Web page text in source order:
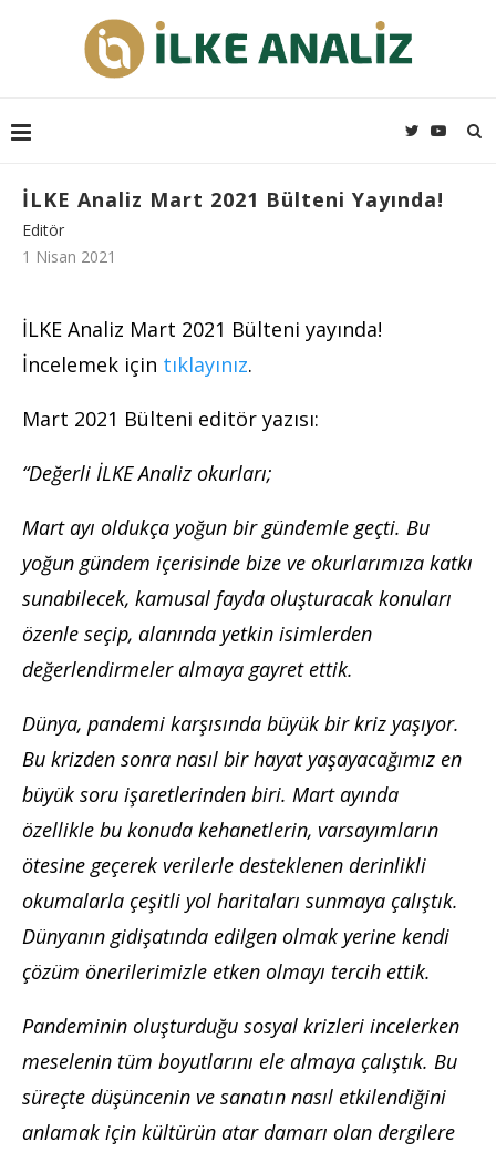
İLKE Analiz Mart 2021 Bülteni Yayında!
Editör
1 Nisan 2021
İLKE Analiz Mart 2021 Bülteni yayında!
İncelemek için tıklayınız.
Mart 2021 Bülteni editör yazısı:
“Değerli İLKE Analiz okurları;
Mart ayı oldukça yoğun bir gündemle geçti. Bu
yoğun gündem içerisinde bize ve okurlarımıza katkı
sunabilecek, kamusal fayda oluşturacak konuları
özenle seçip, alanında yetkin isimlerden
değerlendirmeler almaya gayret ettik.
Dünya, pandemi karşısında büyük bir kriz yaşıyor.
Bu krizden sonra nasıl bir hayat yaşayacağımız en
büyük soru işaretlerinden biri. Mart ayında
özellikle bu konuda kehanetlerin, varsayımların
ötesine geçerek verilerle desteklenen derinlikli
okumalarla çeşitli yol haritaları sunmaya çalıştık.
Dünyanın gidişatında edilgen olmak yerine kendi
çözüm önerilerimizle etken olmayı tercih ettik.
Pandeminin oluşturduğu sosyal krizleri incelerken
meselenin tüm boyutlarını ele almaya çalıştık. Bu
süreçte düşüncenin ve sanatın nasıl etkilendiğini
anlamak için kültürün atar damarı olan dergilere